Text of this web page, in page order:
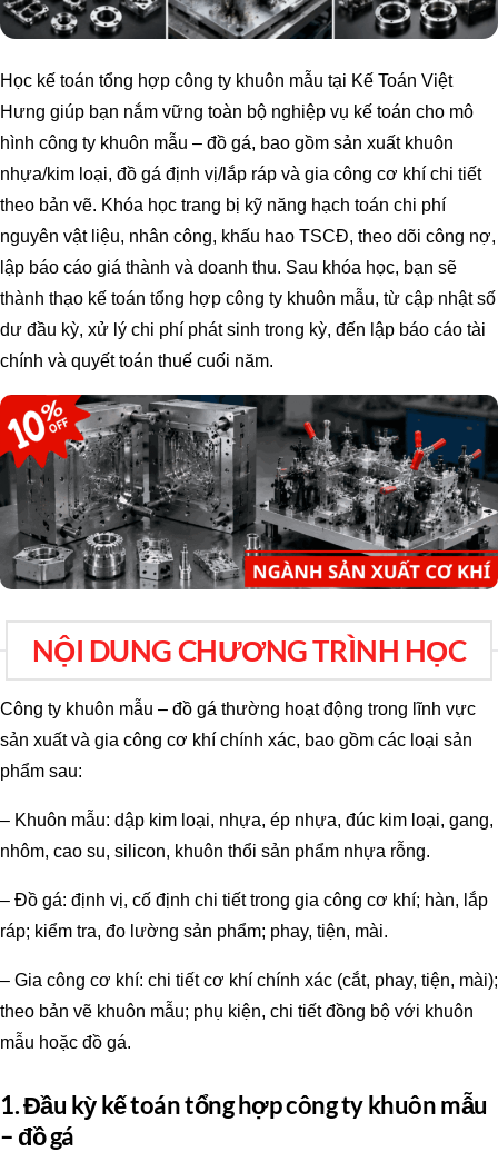
Học kế toán tổng hợp công ty khuôn mẫu tại Kế Toán Việt
Hưng giúp bạn nắm vững toàn bộ nghiệp vụ kế toán cho mô
hình công ty khuôn mẫu – đồ gá, bao gồm sản xuất khuôn
nhựa/kim loại, đồ gá định vị/lắp ráp và gia công cơ khí chi tiết
theo bản vẽ. Khóa học trang bị kỹ năng hạch toán chi phí
nguyên vật liệu, nhân công, khấu hao TSCĐ, theo dõi công nợ,
lập báo cáo giá thành và doanh thu. Sau khóa học, bạn sẽ
thành thạo kế toán tổng hợp công ty khuôn mẫu, từ cập nhật số
dư đầu kỳ, xử lý chi phí phát sinh trong kỳ, đến lập báo cáo tài
chính và quyết toán thuế cuối năm.
NỘI DUNG CHƯƠNG TRÌNH HỌC
Công ty khuôn mẫu – đồ gá thường hoạt động trong lĩnh vực
sản xuất và gia công cơ khí chính xác, bao gồm các loại sản
phẩm sau:
– Khuôn mẫu: dập kim loại, nhựa, ép nhựa, đúc kim loại, gang,
nhôm, cao su, silicon, khuôn thổi sản phẩm nhựa rỗng.
– Đồ gá: định vị, cố định chi tiết trong gia công cơ khí; hàn, lắp
ráp; kiểm tra, đo lường sản phẩm; phay, tiện, mài.
– Gia công cơ khí: chi tiết cơ khí chính xác (cắt, phay, tiện, mài);
theo bản vẽ khuôn mẫu; phụ kiện, chi tiết đồng bộ với khuôn
mẫu hoặc đồ gá.
1. Đầu kỳ kế toán tổng hợp công ty khuôn mẫu
– đồ gá